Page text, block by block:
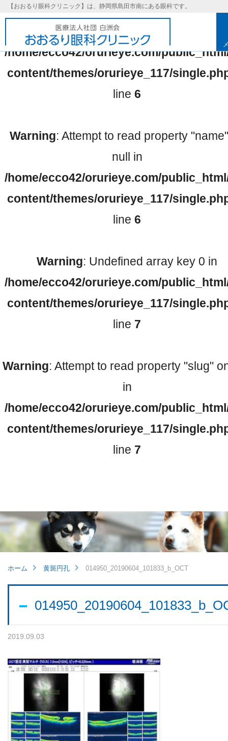
Warning: Undefined array key 0 in
/home/ecco42/orurieye.com/
content/themes/orurieye_117/
line6
Warning: Attempt to read property
null in
/home/ecco42/orurieye.com/
content/themes/orurieye_117/
line6
Warning: Undefined array key 0 in
/home/ecco42/orurieye.com/
content/themes/orurieye_117/
line 7
Warning: Attempt to read property "slug"
in
/home/ecco42/orurieye.com/
content/themes/orurieye_117/
line 7
【おおるり眼科クリニック】は、静岡県島田市南にある眼科です。
検査機器のご紹介
ご予約について
子どもの近視
視能訓練士メッセージ
学会レポート
ホーム 黄斑円孔 014950_20190604_101833_b_OCT
2019.09.03